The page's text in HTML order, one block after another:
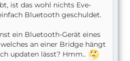
ist das wohl nichts Eve-
Bluetooth geschuldet.
ein Bluetooth-Gerät eines
an einer Bridge hängt
updaten lässt? Hmm..